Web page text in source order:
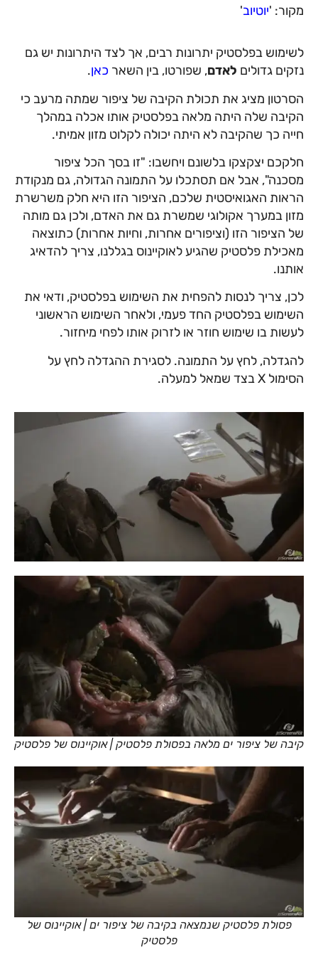
מקור: 'יוטיוב'
לשימוש בפלסטיק יתרונות רבים, אך לצד היתרונות יש גם
נזקים גדולים לאדם, שפורטו, בין השאר כאן.
הסרטון מציג את תכולת הקיבה של ציפור שמתה מרעב כי
הקיבה שלה היתה מלאה בפלסטיק אותו אכלה במהלך
חייה כך שהקיבה לא היתה יכולה לקלוט מזון אמיתי.
חלקכם יצקצקו בלשונם ויחשבו: "זו בסך הכל ציפור
מסכנה", אבל אם תסתכלו על התמונה הגדולה, גם מנקודת
הראות האגואיסטית שלכם, הציפור הזו היא חלק משרשרת
מזון במערך אקולוגי שמשרת גם את האדם, ולכן גם מותה
של הציפור הזו (וציפורים אחרות, וחיות אחרות) כתוצאה
מאכילת פלסטיק שהגיע לאוקיינוס בגללנו, צריך להדאיג
אותנו.
לכן, צריך לנסות להפחית את השימוש בפלסטיק, ודאי את
השימוש בפלסטיק החד פעמי, ולאחר השימוש הראשוני
לעשות בו שימוש חוזר או לזרוק אותו לפחי מיחזור.
להגדלה, לחץ על התמונה. לסגירת ההגדלה לחץ על
הסימול X בצד שמאל למעלה.
קיבה של ציפור ים מלאה בפסולת פלסטיק | אוקיינוס של פלסטיק
פסולת פלסטיק שנמצאה בקיבה של ציפור ים | אוקיינוס של
פלסטיק